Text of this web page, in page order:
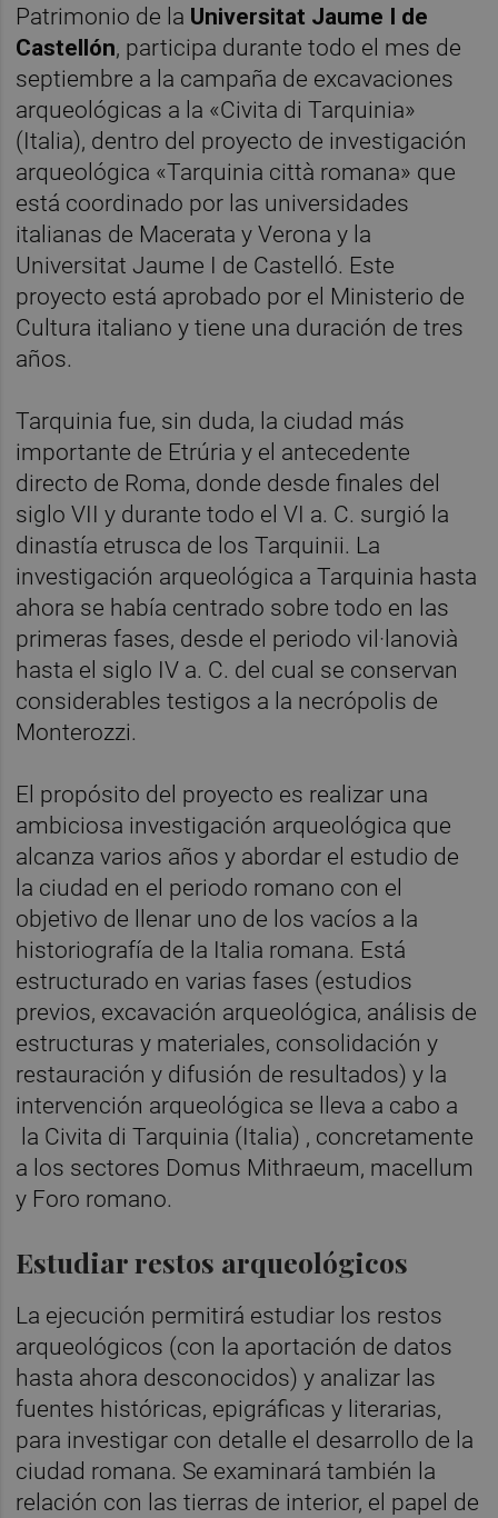
Patrimonio de la Universitat Jaume I de
Castellón, participa durante todo el mes de
septiembre a la campaña de excavaciones
arqueológicas a la «Civita di Tarquinia»
(Italia), dentro del proyecto de investigación
arqueológica «Tarquinia città romana» que
está coordinado por las universidades
italianas de Macerata y Verona y la
Universitat Jaume I de Castelló. Este
proyecto está aprobado por el Ministerio de
Cultura italiano y tiene una duración de tres
años.
Tarquinia fue, sin duda, la ciudad más
importante de Etrúria y el antecedente
directo de Roma, donde desde finales del
siglo VII y durante todo el VI a. C. surgió la
dinastía etrusca de los Tarquinii. La
investigación arqueológica a Tarquinia hasta
ahora se había centrado sobre todo en las
primeras fases, desde el periodo vil·lanovià
hasta el siglo IV a. C. del cual se conservan
considerables testigos a la necrópolis de
Monterozzi.
El propósito del proyecto es realizar una
ambiciosa investigación arqueológica que
alcanza varios años y abordar el estudio de
la ciudad en el periodo romano con el
objetivo de llenar uno de los vacíos a la
historiografía de la Italia romana. Está
estructurado en varias fases (estudios
previos, excavación arqueológica, análisis de
estructuras y materiales, consolidación y
restauración y difusión de resultados) y la
intervención arqueológica se lleva a cabo a
la Civita di Tarquinia (Italia) , concretamente
a los sectores Domus Mithraeum, macellum
y Foro romano.
Estudiar restos arqueológicos
La ejecución permitirá estudiar los restos
arqueológicos (con la aportación de datos
hasta ahora desconocidos) y analizar las
fuentes históricas, epigráficas y literarias,
para investigar con detalle el desarrollo de la
ciudad romana. Se examinará también la
relación con las tierras de interior, el papel de